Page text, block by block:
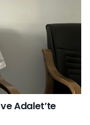
Adalet’te